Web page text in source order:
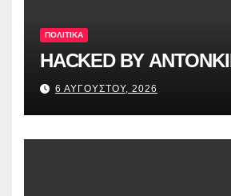
ΠΟΛΙΤΙΚΑ
HACKED BY
6 ΑΥΓΟΥΣΤΟΥ, 2026